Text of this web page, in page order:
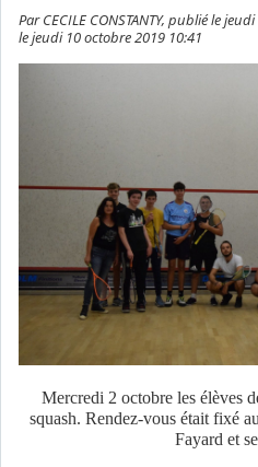
Par CECILE CONSTANTY, publié le
le jeudi 10 octobre 2019 10:41
Mercredi 2 octobre les élèves
squash. Rendez-vous était fixé
Fayard et